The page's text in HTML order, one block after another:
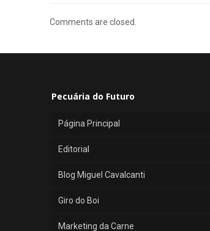
Comments are closed.
Pecuária do Futuro
Página Principal
Editorial
Blog Miguel Cavalcanti
Giro do Boi
Marketing da Carne